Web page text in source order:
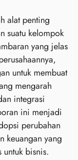
alat penting
suatu kelompok
yang jelas
untuk membuat
mengarah
integrasi
ini menjadi
perubahan
keuangan yang
bisnis.